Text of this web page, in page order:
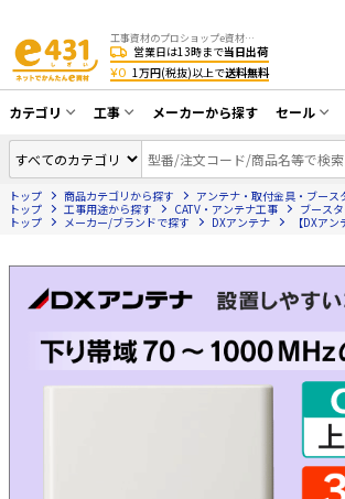
工事資材のプロショップe資材 CATV・アンテナ・防犯・光・LAN・電気・空調工事など
営業日は13時まで当日出荷
¥0 1万円(税抜)以上で送料無料
カテゴリ
同軸ケーブル／テレビ用接栓／関連工具
アンテナ・取付金具・ブースター／CATV
部材類
電話線／コネクタ／アダプタ
工事
CATV・アンテナ工事
光工事・FTTH工事
電話工事
メーカーから探す セール
在庫一掃セ
トップ 商品カテゴリから探す アンテナ・取付金具・ブース
トップ
工事用途から探す CATV・アンテナ工事 ブース
トップ
メーカー/ブランドで探す DXアンテナ 【DXア